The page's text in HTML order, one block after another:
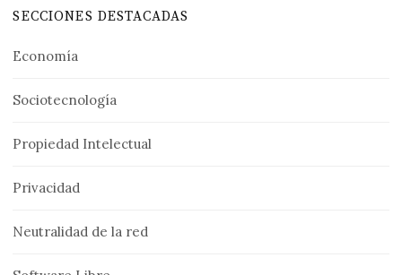
SECCIONES DESTACADAS
Economía
Sociotecnología
Propiedad Intelectual
Privacidad
Neutralidad de la red